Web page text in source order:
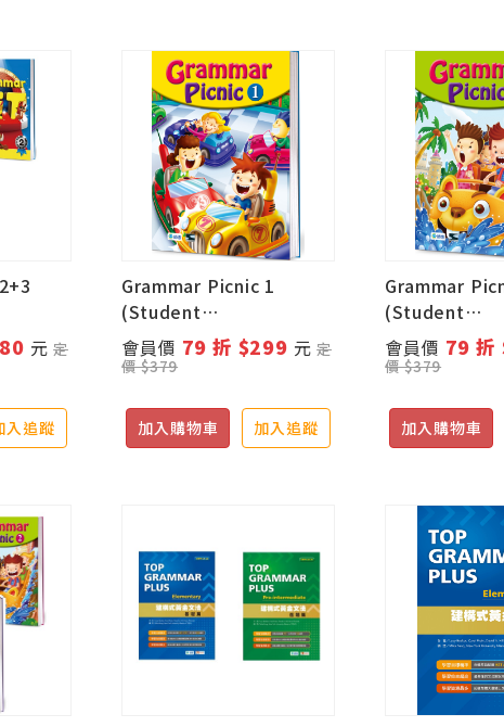
線上
元定
入追蹤
Grammar Picnic 1
(Student
book+Workbook+互動
式數位遊戲)
會員價 79 折 $299 元定
價 $379
加入購物車 加入追蹤
Grammar
(Student
式數位遊戲)
會員價 79 折
價 $379
加入購物車